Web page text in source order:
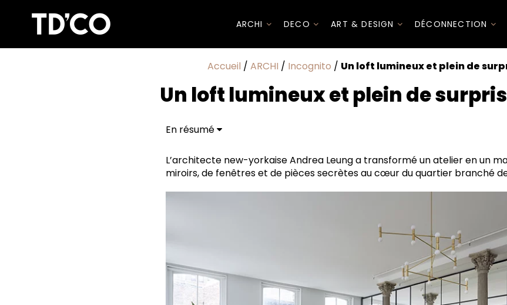
ARCHI DECO ART & DESIGN DÉCONNECTION
Accueil / ARCHI / Incognito / Un loft lumineux et plein de
Un loft lumineux et plein de
En résumé
L’architecte new-yorkaise Andrea Leung a transformé un atelier en un
miroirs, de fenêtres et de pièces secrètes au cœur du quartier branché